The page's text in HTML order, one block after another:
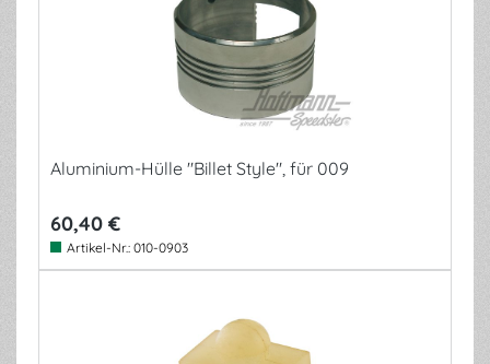
Aluminium-Hülle "Billet Style", für 009
60,40 €
Artikel-Nr.: 010-0903